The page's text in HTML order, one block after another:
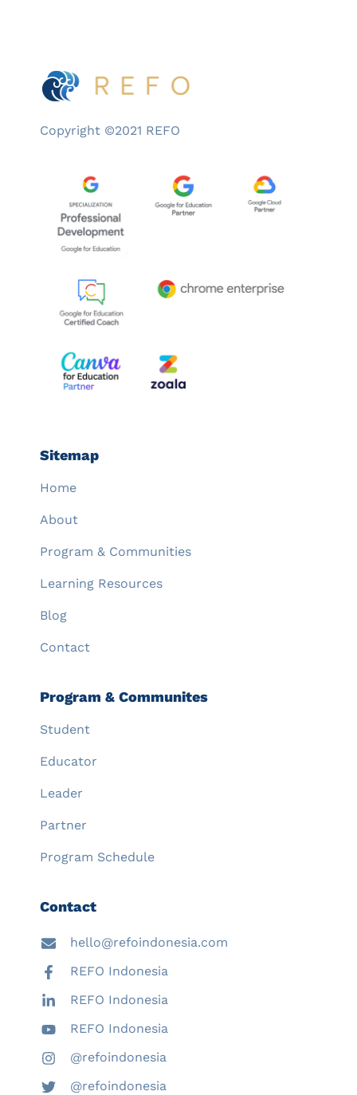
Copyright ©2021 REFO
Sitemap
Home
About
Program & Communities
Learning Resources
Blog
Contact
Program & Communites
Student
Educator
Leader
Partner
Program Schedule
Contact
hello@refoindonesia.com
REFO Indonesia
REFO Indonesia
REFO Indonesia
@refoindonesia
@refoindonesia